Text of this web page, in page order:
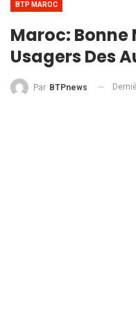
BTP MAROC
Maroc: Bonne
Usagers Des
Par BTPnews